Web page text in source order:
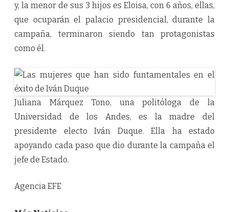
y, la menor de sus 3 hijos es Eloisa, con 6 años, ellas,
que ocuparán el palacio presidencial, durante la
campaña, terminaron siendo tan protagonistas
como él.
Juliana Márquez Tono, una politóloga de la
Universidad de los Andes, es la madre del
presidente electo Iván Duque. Ella ha estado
apoyando cada paso que dio durante la campaña el
jefe de Estado.
Agencia EFE